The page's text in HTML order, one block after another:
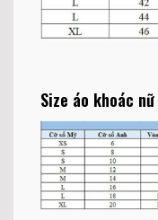
Size áo khoác nữ